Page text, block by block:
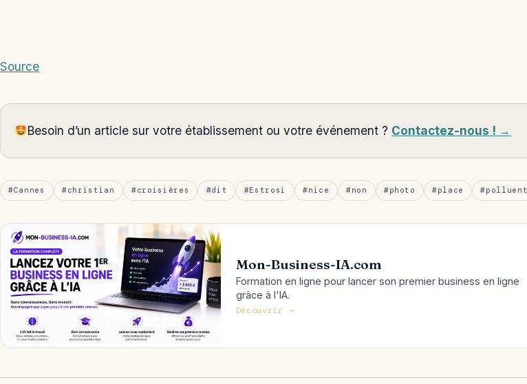
Source
Besoin d’un article sur votre établissement ou votre événement ? Contactez-nous ! →
#Cannes #christian #croisières #dit #Estrosi #nice #non #photo #place #polluent
Mon-Business-IA.com
Formation en ligne pour lancer son premier business en ligne
grâce à l'IA.
Découvrir →